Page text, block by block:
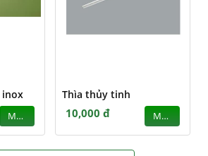
inox
MUA
Thìa thủy tinh
10,000 đ MUA